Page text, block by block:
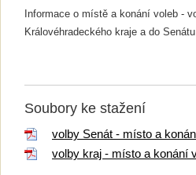
Informace o místě a konání voleb -
Královéhradeckého kraje a do
Soubory ke stažení
volby Senát - místo a
volby kraj - místo a konání